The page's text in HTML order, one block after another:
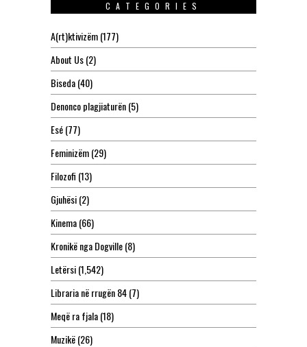
CATEGORIES
A(rt)ktivizëm(177)
About Us(2)
Biseda(40)
Denonco plagjiaturën(5)
Esé(77)
Feminizëm(29)
Filozofi (13)
Gjuhësi(2)
Kinema(66)
Kronikë nga Dogville(8)
Letërsi(1,542)
Libraria në rrugën 84(7)
Meqë ra fjala(18)
Muzikë(26)